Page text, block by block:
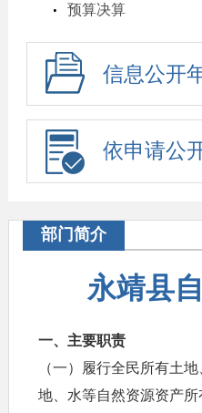
预算决算
信息公开
依申请公
部门简介
永靖县
一、主要职责
（一）履行全民所有土
地、水等自然资源资产